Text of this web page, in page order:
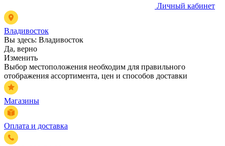
Личный кабинет
Владивосток
Вы здесь: Владивосток
Да, верно
Изменить
Выбор местоположения необходим для правильного
отображения ассортимента, цен и способов доставки
Магазины
Оплата и доставка